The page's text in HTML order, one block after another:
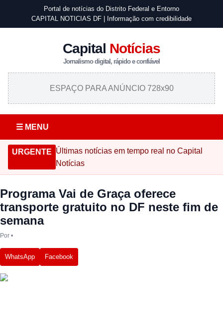
Portal de notícias do Distrito Federal e Entorno
CAPITAL NOTICIAS DF | Informação com credibilidade
Capital Notícias
Jornalismo digital, rápido e confiável
ESPAÇO PARA ANÚNCIO 728x90
☰ MENU
URGENTE Últimas notícias em tempo real no Capital
Notícias
Programa Vai de Graça oferece
transporte gratuito no DF neste fim de
semana
Por •
WhatsApp Facebook